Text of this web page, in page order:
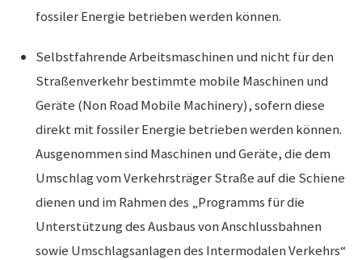
fossiler Energie betrieben werden können.
Selbstfahrende Arbeitsmaschinen und nicht für den
Straßenverkehr bestimmte mobile Maschinen und
Geräte (Non Road Mobile Machinery), sofern diese
direkt mit fossiler Energie betrieben werden können.
Ausgenommen sind Maschinen und Geräte, die dem
Umschlag vom Verkehrsträger Straße auf die Schiene
dienen und im Rahmen des „Programms für die
Unterstützung des Ausbaus von Anschlussbahnen
sowie Umschlagsanlagen des Intermodalen Verkehrs“